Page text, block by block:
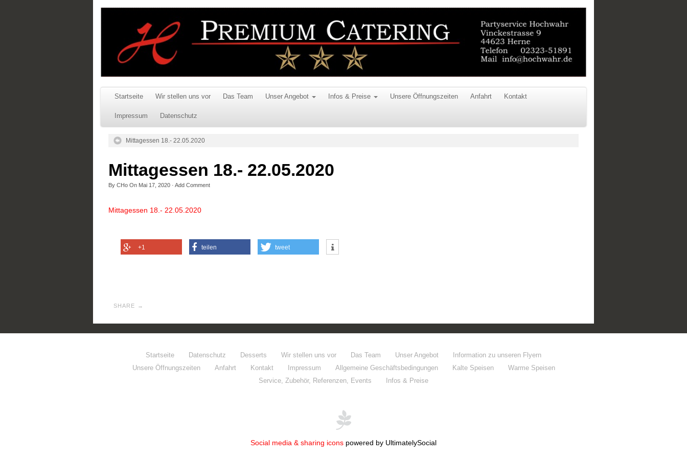
Startseite Wir stellen uns vor Das Team Unser Angebot Infos & Preise Unsere Öffnungszeiten Anfahrt Kontakt
Impressum Datenschutz
Mittagessen 18.- 22.05.2020
Mittagessen 18.- 22.05.2020
By CHo On Mai 17, 2020 · Add Comment
Mittagessen 18.- 22.05.2020
+1 teilen tweet
SHARE →
Startseite Datenschutz Desserts Wir stellen uns vor Das Team Unser Angebot
Information zu unseren Flyern
Unsere Öffnungszeiten
Anfahrt Kontakt Impressum Allgemeine Geschäftsbedingungen Kalte Speisen
Warme Speisen
Service, Zubehör, Referenzen, Events
Infos & Preise
Social media & sharing icons powered by UltimatelySocial